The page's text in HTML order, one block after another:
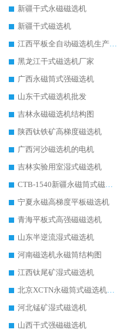
新疆干式永磁磁选机
新疆干式磁选机
江西平板全自动磁选机生产厂家
黑龙江干式磁选机厂家
广西永磁筒式强磁选机
山东干式磁选机批发
吉林永磁磁选机结构图
陕西钛铁矿高梯度磁选机
广西河沙磁选机的电机
吉林实验用室湿式磁选机
CTB-1540新疆永磁筒式磁选机
宁夏永磁高梯度平板磁选机
青海平板式高强磁磁选机
山东半逆流湿式磁选机
河南磁选机永磁筒结构图
江西钛尾矿湿式磁选机
北京XCTN永磁筒式磁选机磁块位置
河北锰矿湿式磁选机
山西干式强磁磁选机